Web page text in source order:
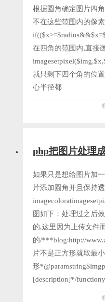
根据圆角确定图片四
不在这些范围内的像
在四角的范围内,直接
就只剩下四个角的位
心半径都
php把图片处理
如果只是想给图片加
片添加圆角并且保持
图如下：处理过之后
的,这里因为上传文件
的/***blog:http://
片不是正方形就取最
形
[description]*/